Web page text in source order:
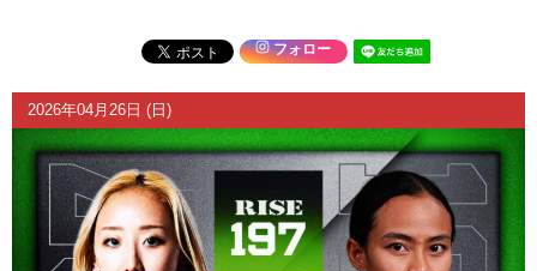
フォロー
2026年04月26日 (日)